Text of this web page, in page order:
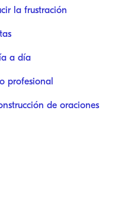
la frustración
a día
profesional
de oraciones